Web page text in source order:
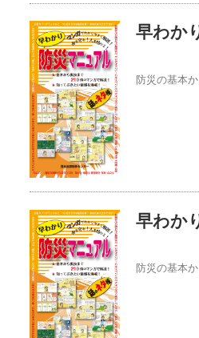
早わか
防災の基本
早わか
防災の基本